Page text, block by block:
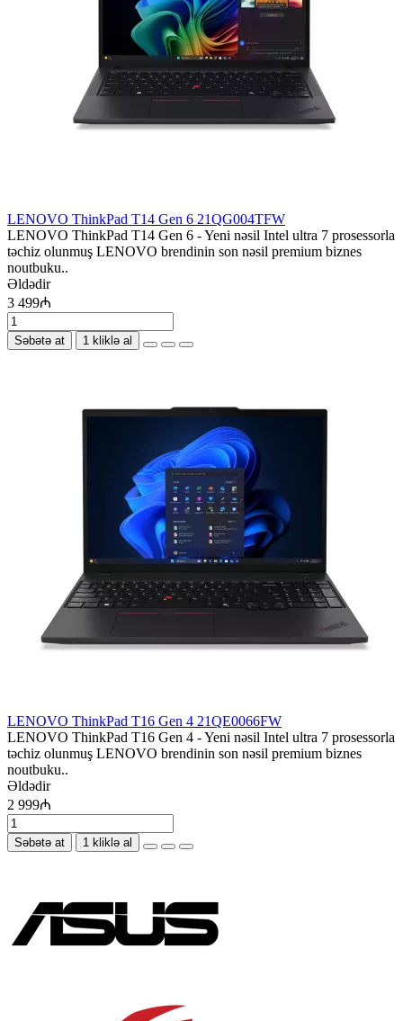
LENOVO ThinkPad T14 Gen 6 21QG004TFW
LENOVO ThinkPad T14 Gen 6 - Yeni nəsil Intel ultra 7 prosessorla
təchiz olunmuş LENOVO brendinin son nəsil premium biznes
noutbuku..
Əldədir
3 499₼
Səbətə at 1 kliklə al
LENOVO ThinkPad T16 Gen 4 21QE0066FW
LENOVO ThinkPad T16 Gen 4 - Yeni nəsil Intel ultra 7 prosessorla
təchiz olunmuş LENOVO brendinin son nəsil premium biznes
noutbuku..
Əldədir
2 999₼
Səbətə at 1 kliklə al